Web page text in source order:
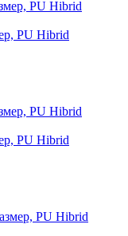
PU Hibrid
PU Hibrid